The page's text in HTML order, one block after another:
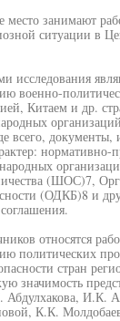
место занимают
ситуации в
исследования
военно-
Китаем и др.
всего,
нормативно-
(ШОС)7,
(ОДКБ)8 и
относятся
политических
стран
значимость
И.К.
К.К.